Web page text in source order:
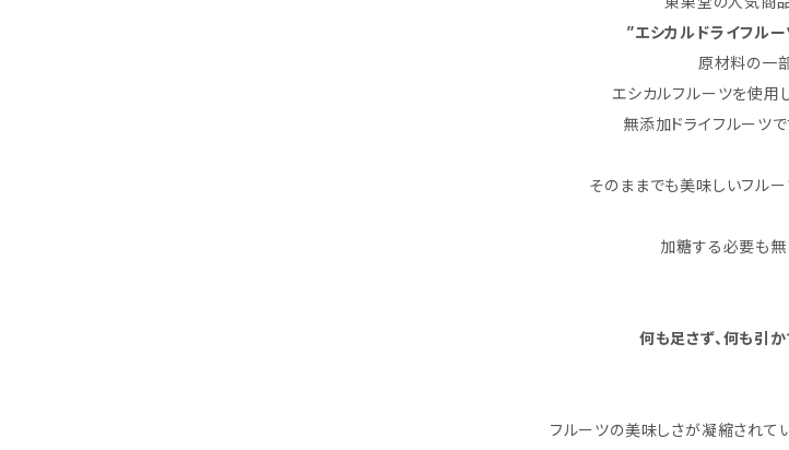
”エシカルドライフルー
原材料の一
エシカルフルーツを使用
無添加ドライフルーツで
そのままでも美味しいフルー
加糖する必要も無
何も足さず、何も引か
フルーツの美味しさが凝縮されて